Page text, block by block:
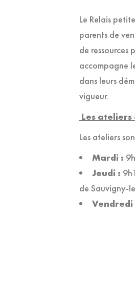
Le Relais
parents de
de ressources
accompagne
dans leurs
vigueur.
Les ateliers
Les ateliers
Mardi :
Jeudi :
de Sauvigny-
Vendredi